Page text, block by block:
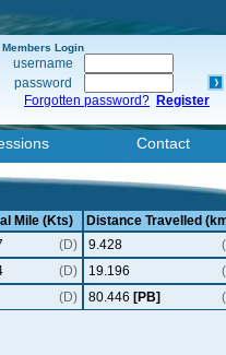
Members Login
username
password
Forgotten password? Register
Contact
Mile (Kts)
Distance Travelled
(D) 9.428
(D) 19.196
(D) 80.446 [PB]